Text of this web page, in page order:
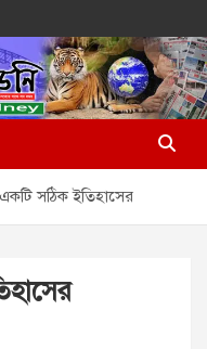
Newspaper In Australia
সঠিক ইতিহাসের